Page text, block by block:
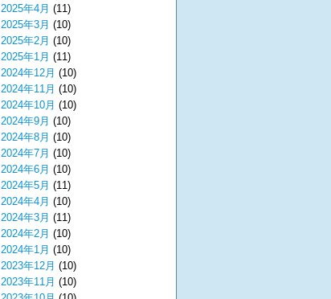
2025年4月 (11)
2025年3月 (10)
2025年2月 (10)
2025年1月 (11)
2024年12月 (10)
2024年11月 (10)
2024年10月 (10)
2024年9月 (10)
2024年8月 (10)
2024年7月 (10)
2024年6月 (10)
2024年5月 (11)
2024年4月 (10)
2024年3月 (11)
2024年2月 (10)
2024年1月 (10)
2023年12月 (10)
2023年11月 (10)